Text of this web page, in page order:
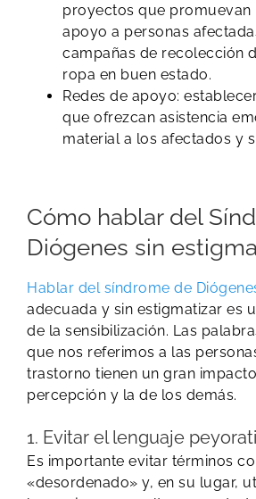
proyectos que promuevan
apoyo a personas
campañas de recolección
ropa en buen estado.
Redes de apoyo:
que ofrezcan asistencia
material a los afectados y
Cómo hablar del
Diógenes sin
Hablar del síndrome de
adecuada y sin estigmatizar es
de la sensibilización. Las
que nos referimos a las
trastorno tienen un gran
percepción y la de los demás.
1. Evitar el lenguaje
Es importante evitar términos
«desordenado» y, en su lugar,